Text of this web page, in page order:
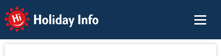
Holiday Info